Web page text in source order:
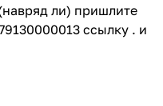
ли) пришлите
ссылку . и